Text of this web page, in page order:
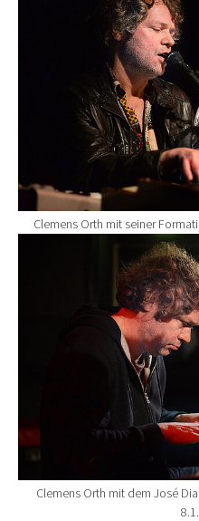
Clemens Orth mit seiner
Show larger version for:
Clemens Orth mit dem José